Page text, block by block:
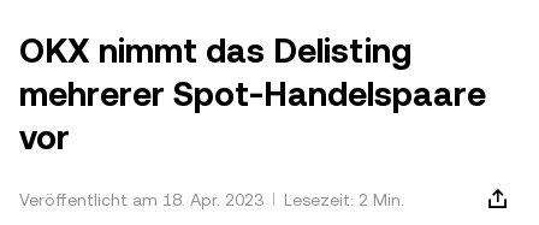
OKX nimmt das Delisting
mehrerer Spot-Handelspaare
vor
Veröffentlicht am 18. Apr. 2023 Lesezeit: 2 Min.